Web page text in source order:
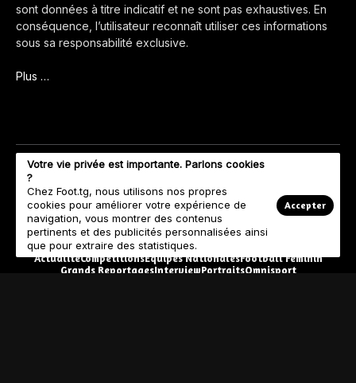
sont données à titre indicatif et ne sont pas exhaustives. En
conséquence, l’utilisateur reconnaît utiliser ces informations
sous sa responsabilité exclusive.
Plus …
ActualitéCompétitionsEquipes NationalesFootball Féminin
Grands ReportagesInterviewPortraitsOmnisport
Votre vie privée est importante. Parlons cookies
?
Chez Foot.tg, nous utilisons nos propres
cookies pour améliorer votre expérience de
navigation, vous montrer des contenus
pertinents et des publicités personnalisées ainsi
que pour extraire des statistiques.
Accepter